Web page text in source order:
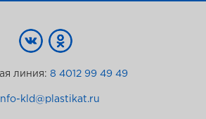
линия: 8 4012 99 49 49
kld@plastikat.ru